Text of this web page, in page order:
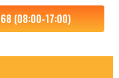
(08:00-17:00)